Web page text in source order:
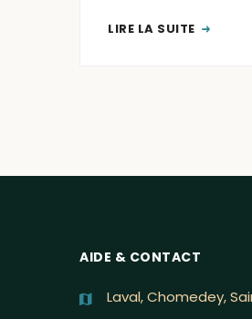
LIRE LA SUITE
AIDE & CONTACT
Laval, Chomedey,